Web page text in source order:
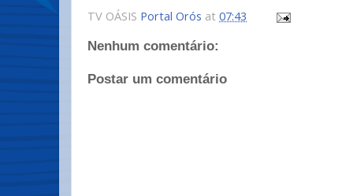
TV OÁSIS Portal Orós at 07:43
Nenhum comentário:
Postar um comentário